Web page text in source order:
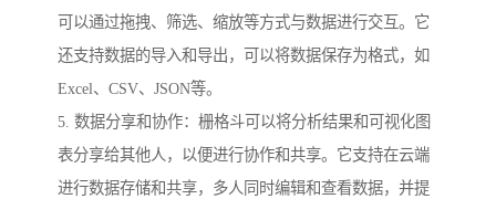
可以通过拖拽、筛选、缩放等方式与数据进行交互。它
还支持数据的导入和导出，可以将数据保存为格式，如
Excel、CSV、JSON等。
5. 数据分享和协作：栅格斗可以将分析结果和可视化图
表分享给其他人，以便进行协作和共享。它支持在云端
进行数据存储和共享，多人同时编辑和查看数据，并提